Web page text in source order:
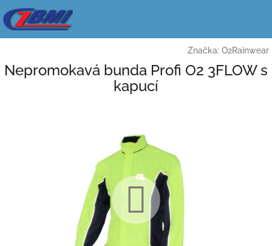
na
obsah
Značka: O2Rainwear
Nepromokavá bunda Profi O2 3FLOW s
kapucí